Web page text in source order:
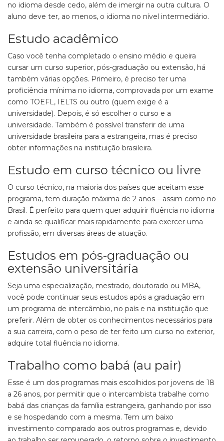
no idioma desde cedo, além de imergir na outra cultura. O
aluno deve ter, ao menos, o idioma no nível intermediário.
Estudo acadêmico
Caso você tenha completado o ensino médio e queira
cursar um curso superior, pós-graduação ou extensão, há
também várias opções. Primeiro, é preciso ter uma
proficiência mínima no idioma, comprovada por um exame
como TOEFL, IELTS ou outro (quem exige é a
universidade). Depois, é só escolher o curso e a
universidade. Também é possível transferir de uma
universidade brasileira para a estrangeira, mas é preciso
obter informações na instituição brasileira.
Estudo em curso técnico ou livre
O curso técnico, na maioria dos países que aceitam esse
programa, tem duração máxima de 2 anos – assim como no
Brasil. É perfeito para quem quer adquirir fluência no idioma
e ainda se qualificar mais rapidamente para exercer uma
profissão, em diversas áreas de atuação.
Estudos em pós-graduação ou
extensão universitária
Seja uma especialização, mestrado, doutorado ou MBA,
você pode continuar seus estudos após a graduação em
um programa de intercâmbio, no país e na instituição que
preferir. Além de obter os conhecimentos necessários para
a sua carreira, com o peso de ter feito um curso no exterior,
adquire total fluência no idioma.
Trabalho como babá (au pair)
Esse é um dos programas mais escolhidos por jovens de 18
a 26 anos, por permitir que o intercambista trabalhe como
babá das crianças da família estrangeira, ganhando por isso
e se hospedando com a mesma. Tem um baixo
investimento comparado aos outros programas e, devido